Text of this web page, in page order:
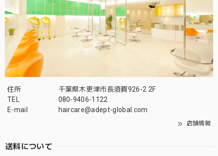
住所
千葉県木更津市長須賀926-2 2F
TEL
080-9406-1122
E-mail
haircare@adept-global.com
店舗情報
送料について